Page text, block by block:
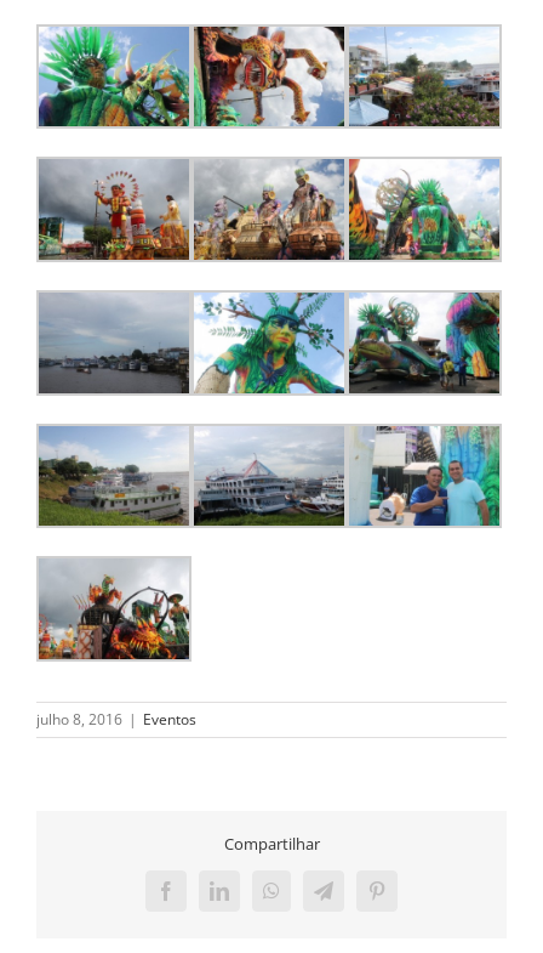
julho 8, 2016 | Eventos
Compartilhar
FacebookLinkedInWhatsAppTelegramPinterest